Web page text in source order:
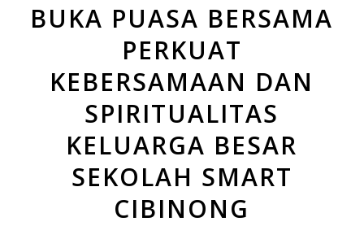
BUKA PUASA BERSAMA
PERKUAT
KEBERSAMAAN DAN
SPIRITUALITAS
KELUARGA BESAR
SEKOLAH SMART
CIBINONG